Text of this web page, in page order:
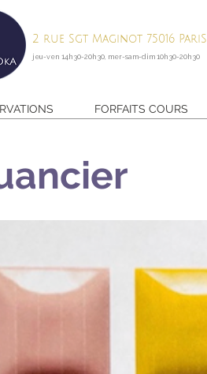
2 rue Sgt Maginot 75016 PariS
jeu-ven 14h30-20h30, mer-sam-dim 10h30-20h30
FORFAITS COURS